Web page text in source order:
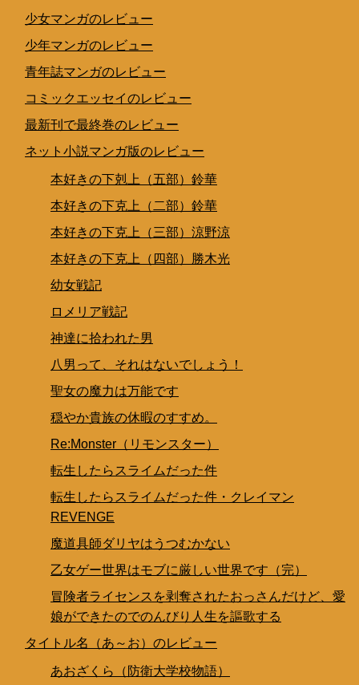
少女マンガのレビュー
少年マンガのレビュー
青年誌マンガのレビュー
コミックエッセイのレビュー
最新刊で最終巻のレビュー
ネット小説マンガ版のレビュー
本好きの下剋上（五部）鈴華
本好きの下克上（二部）鈴華
本好きの下克上（三部）涼野涼
本好きの下克上（四部）勝木光
幼女戦記
ロメリア戦記
神達に拾われた男
八男って、それはないでしょう！
聖女の魔力は万能です
穏やか貴族の休暇のすすめ。
Re:Monster（リモンスター）
転生したらスライムだった件
転生したらスライムだった件・クレイマン
REVENGE
魔道具師ダリヤはうつむかない
乙女ゲー世界はモブに厳しい世界です（完）
冒険者ライセンスを剥奪されたおっさんだけど、愛
娘ができたのでのんびり人生を謳歌する
タイトル名（あ～お）のレビュー
あおざくら（防衛大学校物語）